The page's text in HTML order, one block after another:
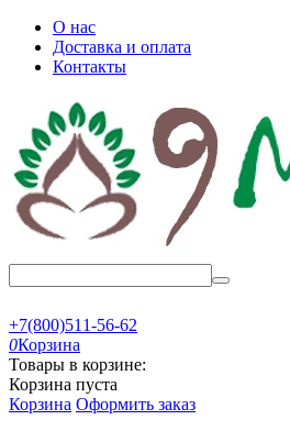
О нас
Доставка и оплата
Контакты
+7(800)511-56-62
0Корзина
Товары в корзине:
Корзина пуста
Корзина Оформить заказ